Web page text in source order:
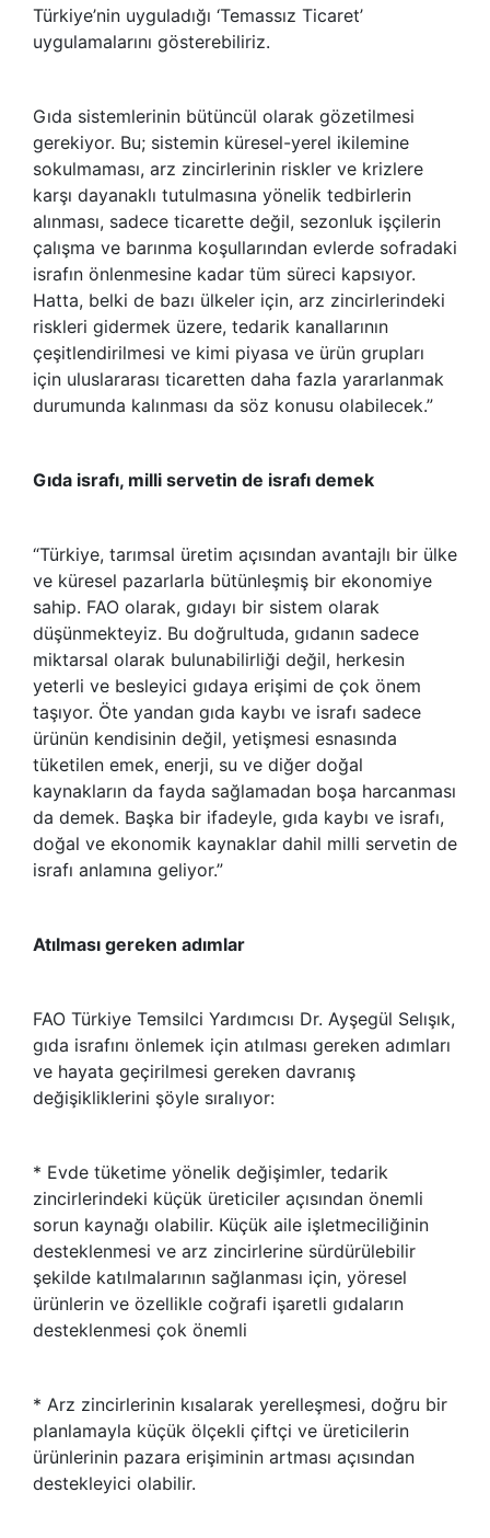
Türkiye’nin uyguladığı ‘Temassız Ticaret’
uygulamalarını gösterebiliriz.
Gıda sistemlerinin bütüncül olarak gözetilmesi
gerekiyor. Bu; sistemin küresel-yerel ikilemine
sokulmaması, arz zincirlerinin riskler ve krizlere
karşı dayanaklı tutulmasına yönelik tedbirlerin
alınması, sadece ticarette değil, sezonluk işçilerin
çalışma ve barınma koşullarından evlerde sofradaki
israfın önlenmesine kadar tüm süreci kapsıyor.
Hatta, belki de bazı ülkeler için, arz zincirlerindeki
riskleri gidermek üzere, tedarik kanallarının
çeşitlendirilmesi ve kimi piyasa ve ürün grupları
için uluslararası ticaretten daha fazla yararlanmak
durumunda kalınması da söz konusu olabilecek.”
Gıda israfı, milli servetin de israfı demek
“Türkiye, tarımsal üretim açısından avantajlı bir ülke
ve küresel pazarlarla bütünleşmiş bir ekonomiye
sahip. FAO olarak, gıdayı bir sistem olarak
düşünmekteyiz. Bu doğrultuda, gıdanın sadece
miktarsal olarak bulunabilirliği değil, herkesin
yeterli ve besleyici gıdaya erişimi de çok önem
taşıyor. Öte yandan gıda kaybı ve israfı sadece
ürünün kendisinin değil, yetişmesi esnasında
tüketilen emek, enerji, su ve diğer doğal
kaynakların da fayda sağlamadan boşa harcanması
da demek. Başka bir ifadeyle, gıda kaybı ve israfı,
doğal ve ekonomik kaynaklar dahil milli servetin de
israfı anlamına geliyor.”
Atılması gereken adımlar
FAO Türkiye Temsilci Yardımcısı Dr. Ayşegül Selışık,
gıda israfını önlemek için atılması gereken adımları
ve hayata geçirilmesi gereken davranış
değişikliklerini şöyle sıralıyor:
* Evde tüketime yönelik değişimler, tedarik
zincirlerindeki küçük üreticiler açısından önemli
sorun kaynağı olabilir. Küçük aile işletmeciliğinin
desteklenmesi ve arz zincirlerine sürdürülebilir
şekilde katılmalarının sağlanması için, yöresel
ürünlerin ve özellikle coğrafi işaretli gıdaların
desteklenmesi çok önemli
* Arz zincirlerinin kısalarak yerelleşmesi, doğru bir
planlamayla küçük ölçekli çiftçi ve üreticilerin
ürünlerinin pazara erişiminin artması açısından
destekleyici olabilir.